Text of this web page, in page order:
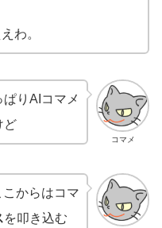
わ。
コマメ
りAIコマメ
ど
こからはコマ
を叩き込む